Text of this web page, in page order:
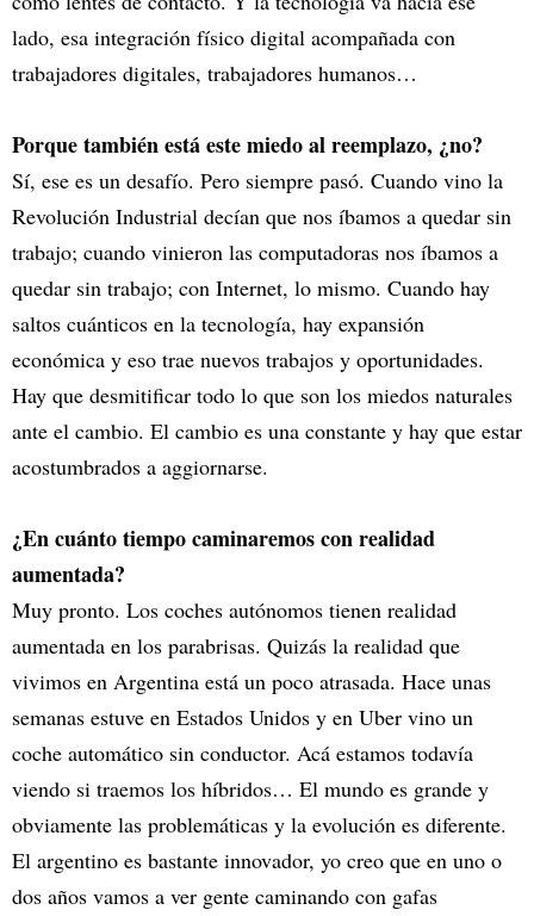
lado, esa integración físico digital acompañada con
trabajadores digitales, trabajadores humanos…
Porque también está este miedo al reemplazo, ¿no?
Sí, ese es un desafío. Pero siempre pasó. Cuando vino la
Revolución Industrial decían que nos íbamos a quedar sin
trabajo; cuando vinieron las computadoras nos íbamos a
quedar sin trabajo; con Internet, lo mismo. Cuando hay
saltos cuánticos en la tecnología, hay expansión
económica y eso trae nuevos trabajos y oportunidades.
Hay que desmitificar todo lo que son los miedos naturales
ante el cambio. El cambio es una constante y hay que estar
acostumbrados a aggiornarse.
¿En cuánto tiempo caminaremos con realidad
aumentada?
Muy pronto. Los coches autónomos tienen realidad
aumentada en los parabrisas. Quizás la realidad que
vivimos en Argentina está un poco atrasada. Hace unas
semanas estuve en Estados Unidos y en Uber vino un
coche automático sin conductor. Acá estamos todavía
viendo si traemos los híbridos… El mundo es grande y
obviamente las problemáticas y la evolución es diferente.
El argentino es bastante innovador, yo creo que en uno o
dos años vamos a ver gente caminando con gafas